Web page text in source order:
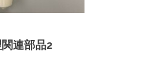
連部品2